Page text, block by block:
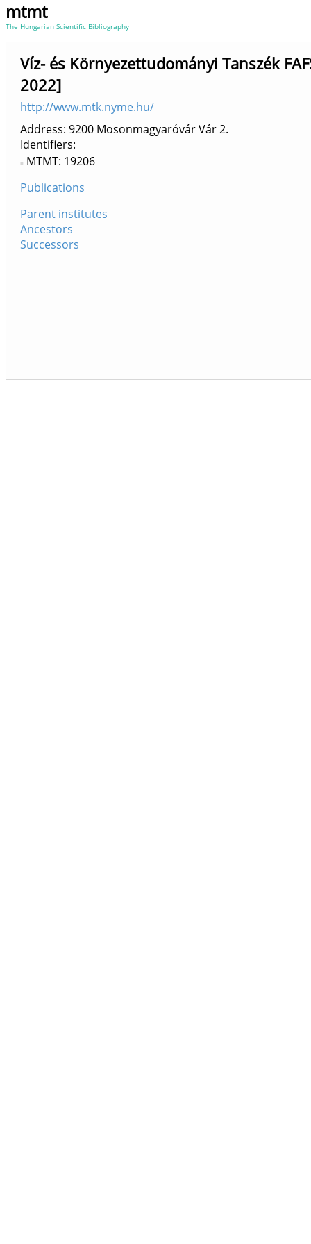
mtmt
The Hungarian Scientific Bibliography
Víz- és Környezettudományi Tanszék
2022]
http://www.mtk.nyme.hu/
Address: 9200 Mosonmagyaróvár Vár 2.
Identifiers
MTMT: 19206
Publications
Parent institutes
Ancestors
Successors